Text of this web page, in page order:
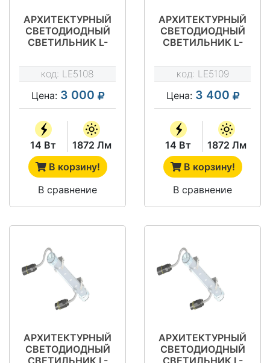
АРХИТЕКТУРНЫЙ
СВЕТОДИОДНЫЙ
СВЕТИЛЬНИК L-
(МОНОХРОМ)
код: LE5108
Цена: 3 000
14 Вт
1872 Лм
В корзину!
В сравнение
АРХИТЕКТУРНЫЙ
СВЕТОДИОДНЫЙ
СВЕТИЛЬНИК L-
код: LE5109
Цена: 3 400
14 Вт
1872 Лм
В корзину!
В сравнение
АРХИТЕКТУРНЫЙ
СВЕТОДИОДНЫЙ
СВЕТИЛЬНИК L-
АРХИТЕКТУРНЫЙ
СВЕТОДИОДНЫЙ
СВЕТИЛЬНИК L-